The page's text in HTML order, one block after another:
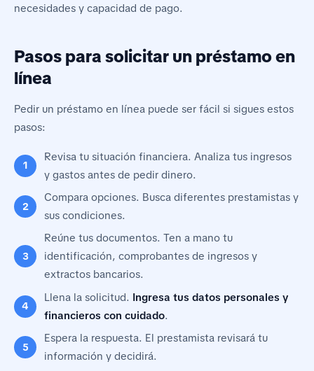
necesidades y capacidad de pago.
Pasos para solicitar un préstamo en
línea
Pedir un préstamo en línea puede ser fácil si sigues estos
pasos:
Revisa tu situación financiera. Analiza tus ingresos
y gastos antes de pedir dinero.
Compara opciones. Busca diferentes prestamistas y
sus condiciones.
Reúne tus documentos. Ten a mano tu
identificación, comprobantes de ingresos y
extractos bancarios.
Llena la solicitud. Ingresa tus datos personales y
financieros con cuidado.
Espera la respuesta. El prestamista revisará tu
información y decidirá.